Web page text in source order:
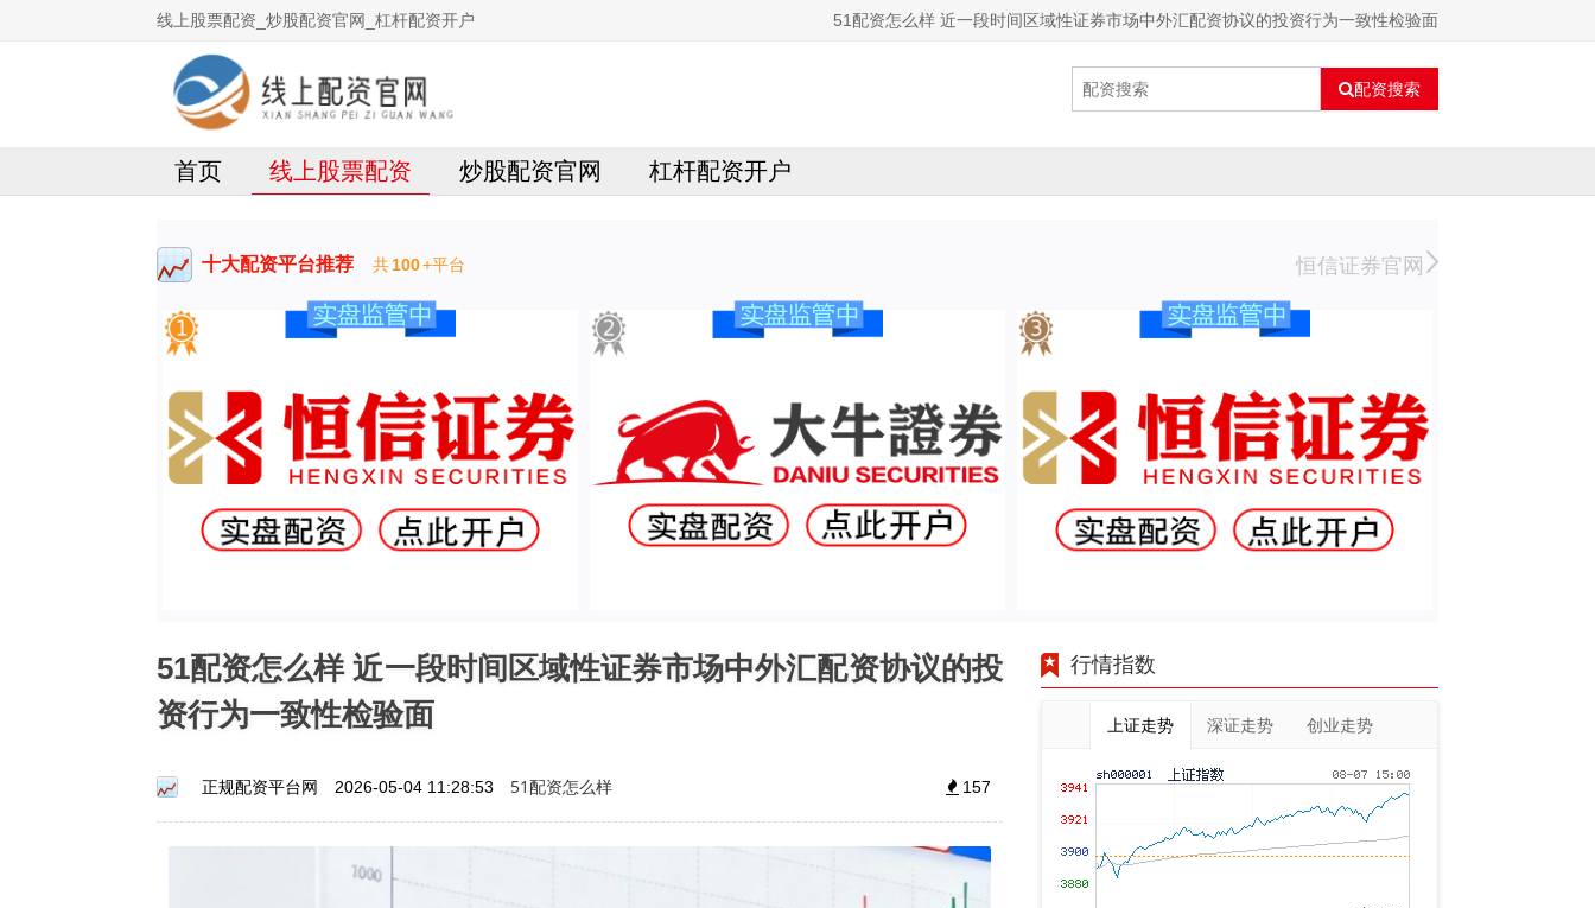
线上股票配资_炒股配资官网_杠杆配资开户 51配资怎么样 近一段时间区域性证券市场中外汇配资协议的投资行为一致性检验面
配资搜索
首页 线上股票配资 炒股配资官网 杠杆配资开户
十大配资平台推荐 共100+平台 恒信证券官网
51配资怎么样 近一段时间区域性证券市场中外汇配资协议的投
资行为一致性检验面
正规配资平台网 2026-05-04 11:28:53 51配资怎么样 157
行情指数
上证走势 深证走势 创业走势